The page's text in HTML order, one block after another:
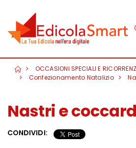
OCCASIONI SPECIALI E
Confezionamento Natalizio
Nastri e
CONDIVIDI: